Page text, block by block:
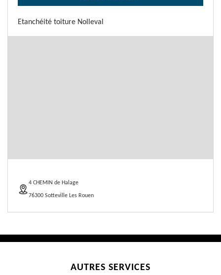
Etanchéité toiture Nolleval
4 CHEMIN de Halage
76300 Sotteville Les Rouen
AUTRES SERVICES